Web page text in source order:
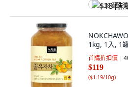
$18 酷澎
1kg, 1入, 1
首購折扣價
$119
($1.19/10g)